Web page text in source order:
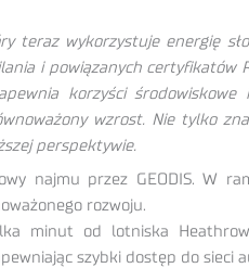
teraz wykorzystuje energię
i powiązanych certyfikatów
korzyści
wzrost. Nie tylko
perspektywie.
najmu przez GEODIS. W
rozwoju.
minut od lotniska
szybki dostęp do sieci